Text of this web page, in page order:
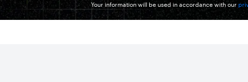
Your information will be used in accordance with our